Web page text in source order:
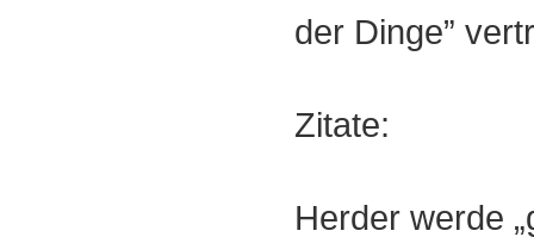
der Dinge”
Zitate:
Herder werde